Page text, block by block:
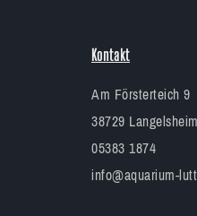
Kontakt
Am Försterteich 9
38729
05383 1874
info@aquarium-